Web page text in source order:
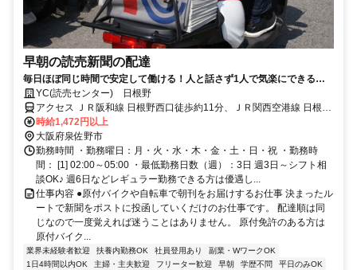
早朝の読売新聞の配達
毎日ほぼ同じ時間で安定して働ける！人と話さず1人で気楽にできるシ
ンプル作業！家計や年金の＋αにもぴったり！中高年の方（50代・60
代）も活躍中！
YC(読売センター) 日根野
アクセス ＪＲ阪和線 日根野西口徒歩約11分、ＪＲ関西空港線 日根野
西口徒歩約11分、ＪＲ阪和線 長滝徒歩約22分
時給1,472円以上
大阪府泉佐野市
勤務時間 ・勤務曜日：月・火・水・木・金・土・日・祝 ・勤務時
間： [1] 02:00～05:00 ・最低勤務日数（週）：3日 週3日～シフト相
談OK♪ 週6日などレギュラー勤務できる方は優遇し...
仕事内容 ●原付バイクや自転車で朝刊をお届けするお仕事 決まったル
ートで新聞をポストに投函していくだけのお仕事です。 配達順は同
じなので一度覚えれば迷うことはありません。 原付免許のある方は
原付バイク...
業界未経験者歓迎 扶養内勤務OK 社員登用あり
副業・WワークOK
1日4時間以内OK
主婦・主夫歓迎 フリーター歓迎 早朝 学歴不問
平日のみOK